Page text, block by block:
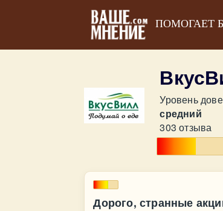
ПОМОГАЕТ
Уровень
средний
303 отзыва
Дорого, странные